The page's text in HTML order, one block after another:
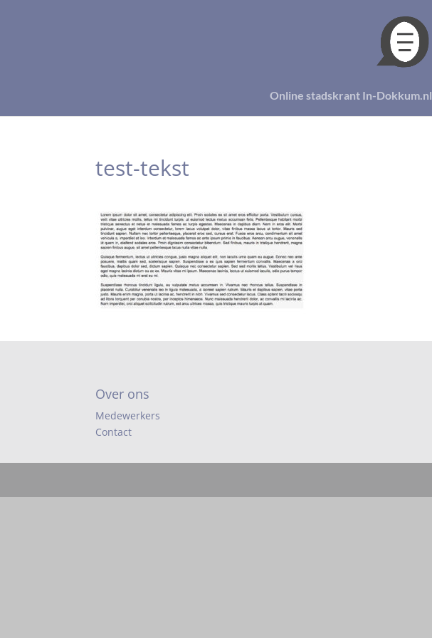
Online stadskrant In-Dokkum.nl
test-tekst
Over ons
Medewerkers
Contact